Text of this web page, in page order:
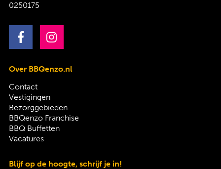
0250175
Over BBQenzo.nl
Contact
Vestigingen
Bezorggebieden
BBQenzo Franchise
BBQ Buffetten
Vacatures
Blijf op de hoogte, schrijf je in!